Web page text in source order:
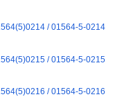
/ 01564-5-0214
/ 01564-5-0215
/ 01564-5-0216